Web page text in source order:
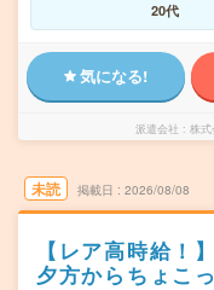
20代
気になる!
派遣会社 株式
未読 掲載日 2026/08/08
【レア高時給！
夕方からちょこ